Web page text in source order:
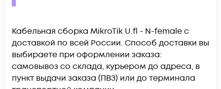
Кабельная сборка MikroTik U.fl - N-female c
доставкой по всей России. Способ доставки вы
выбираете при оформлении заказа:
самовывоз со склада, курьером до адреса, в
пункт выдачи заказа (ПВЗ) или до терминала